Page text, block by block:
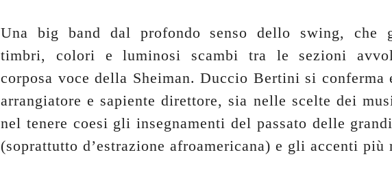
Una big band dal profondo senso dello swing, che
timbri, colori e luminosi scambi tra le sezioni
corposa voce della Sheiman. Duccio Bertini si conferma
arrangiatore e sapiente direttore, sia nelle scelte dei
nel tenere coesi gli insegnamenti del passato delle
(soprattutto d’estrazione afroamericana) e gli accenti più